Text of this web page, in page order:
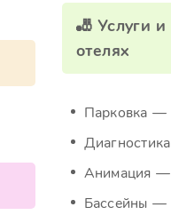
🎳 Услуги
отелях
Парковка —
Анимация —
Бассейны —